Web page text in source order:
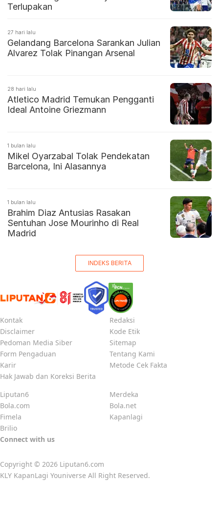
Terlupakan
27 hari lalu
Gelandang Barcelona Sarankan Julian
Alvarez Tolak Pinangan Arsenal
28 hari lalu
Atletico Madrid Temukan Pengganti
Ideal Antoine Griezmann
1 bulan lalu
Mikel Oyarzabal Tolak Pendekatan
Barcelona, Ini Alasannya
1 bulan lalu
Brahim Diaz Antusias Rasakan
Sentuhan Jose Mourinho di Real
Madrid
INDEKS BERITA
Kontak
Redaksi
Disclaimer
Kode Etik
Pedoman Media Siber
Sitemap
Form Pengaduan
Tentang Kami
Karir
Metode Cek Fakta
Hak Jawab dan Koreksi Berita
Liputan6
Merdeka
Bola.com
Bola.net
Fimela
Kapanlagi
Brilio
Connect with us
Copyright © 2026 Liputan6.com
KLY KapanLagi Youniverse All Right Reserved.